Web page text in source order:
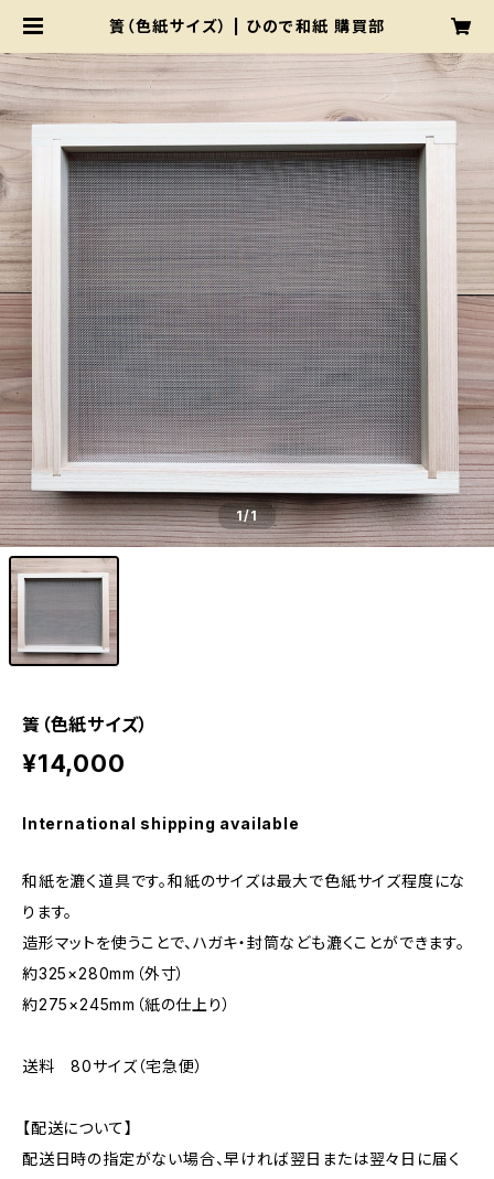
簀（色紙サイズ） | ひので和紙 購買部
1/1
簀（色紙サイズ）
¥14,000
International shipping available
和紙を漉く道具です。和紙のサイズは最大で色紙サイズ程度にな
ります。
造形マットを使うことで、ハガキ・封筒なども漉くことができます。
約325×280mm（外寸）
約275×245mm（紙の仕上り）
送料 80サイズ（宅急便）
【配送について】
配送日時の指定がない場合、早ければ翌日または翌々日に届く